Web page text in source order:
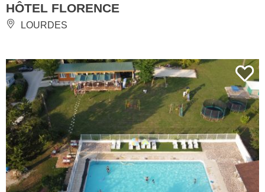
HÔTEL FLORENCE
LOURDES